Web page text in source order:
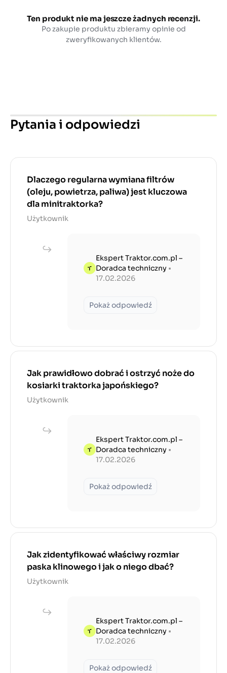
Ten produkt nie ma jeszcze żadnych recenzji.
Po zakupie produktu zbieramy opinie od
zweryfikowanych klientów.
Pytania i odpowiedzi
Dlaczego regularna wymiana filtrów
(oleju, powietrza, paliwa) jest kluczowa
dla minitraktorka?
Użytkownik
Ekspert Traktor.com.pl –
Doradca techniczny •
17.02.2026
Pokaż odpowiedź
Jak prawidłowo dobrać i ostrzyć noże do
kosiarki traktorka japońskiego?
Użytkownik
Ekspert Traktor.com.pl –
Doradca techniczny •
17.02.2026
Pokaż odpowiedź
Jak zidentyfikować właściwy rozmiar
paska klinowego i jak o niego dbać?
Użytkownik
Ekspert Traktor.com.pl –
Doradca techniczny •
17.02.2026
Pokaż odpowiedź